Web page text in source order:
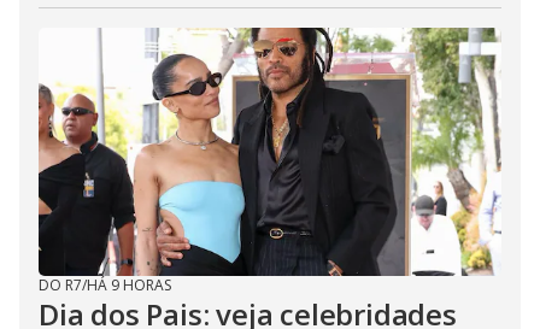
DO R7/HÁ 9 HORAS
Dia dos Pais: veja celebridades